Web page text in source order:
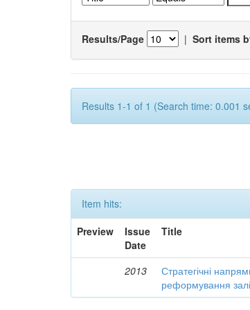
Results/Page | Sort items
Results 1-1 of 1 (Search time: 0.001
Item hits:
Preview
Issue
Date
Title
2013
Стратегічні
реформування